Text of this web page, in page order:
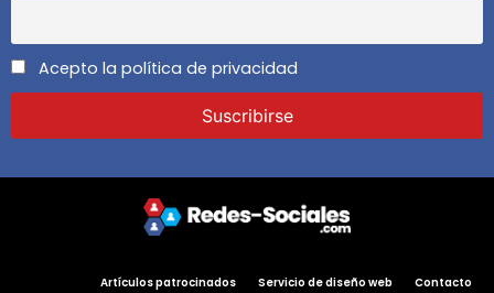
Acepto la política de privacidad
Artículos patrocinados Servicio de diseño web Contacto